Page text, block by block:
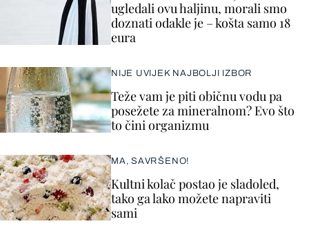
ugledali ovu haljinu, morali smo
doznati odakle je – košta samo 18
eura
NIJE UVIJEK NAJBOLJI IZBOR
Teže vam je piti običnu vodu pa
posežete za mineralnom? Evo što
to čini organizmu
MA, SAVRŠENO!
Kultni kolač postao je sladoled,
tako ga lako možete napraviti
sami